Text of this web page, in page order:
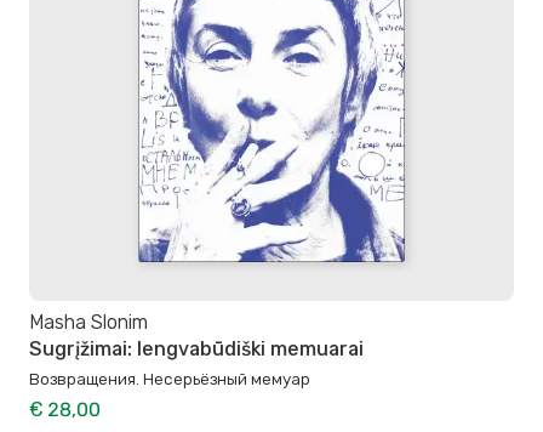
Masha Slonim
Sugrįžimai: lengvabūdiški memuarai
Возвращения. Несерьёзный мемуар
€ 28,00